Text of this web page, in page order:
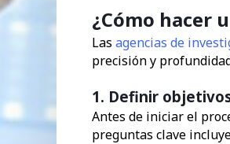
¿Cómo hacer
Las agencias de
precisión y
1. Definir
Antes de iniciar el
preguntas clave